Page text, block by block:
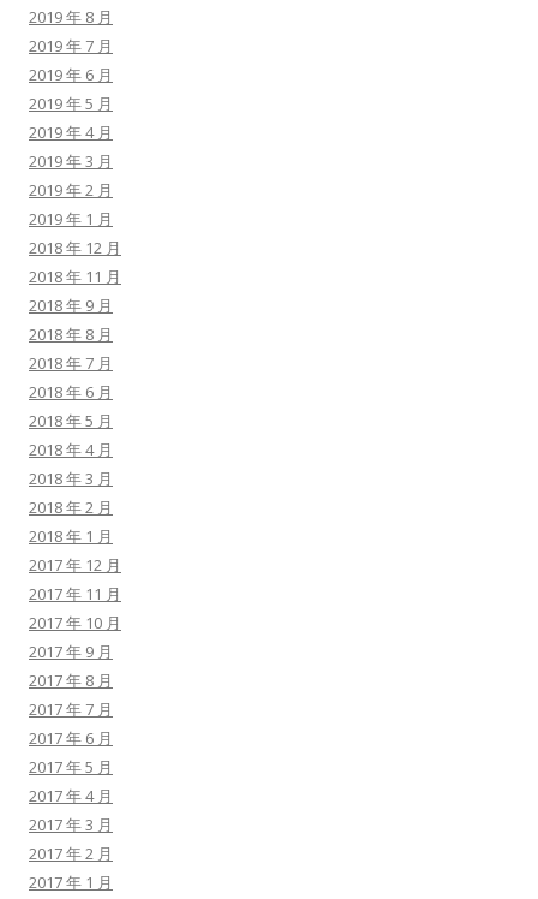
2019 年 8 月
2019 年 7 月
2019 年 6 月
2019 年 5 月
2019 年 4 月
2019 年 3 月
2019 年 2 月
2019 年 1 月
2018 年 12 月
2018 年 11 月
2018 年 9 月
2018 年 8 月
2018 年 7 月
2018 年 6 月
2018 年 5 月
2018 年 4 月
2018 年 3 月
2018 年 2 月
2018 年 1 月
2017 年 12 月
2017 年 11 月
2017 年 10 月
2017 年 9 月
2017 年 8 月
2017 年 7 月
2017 年 6 月
2017 年 5 月
2017 年 4 月
2017 年 3 月
2017 年 2 月
2017 年 1 月